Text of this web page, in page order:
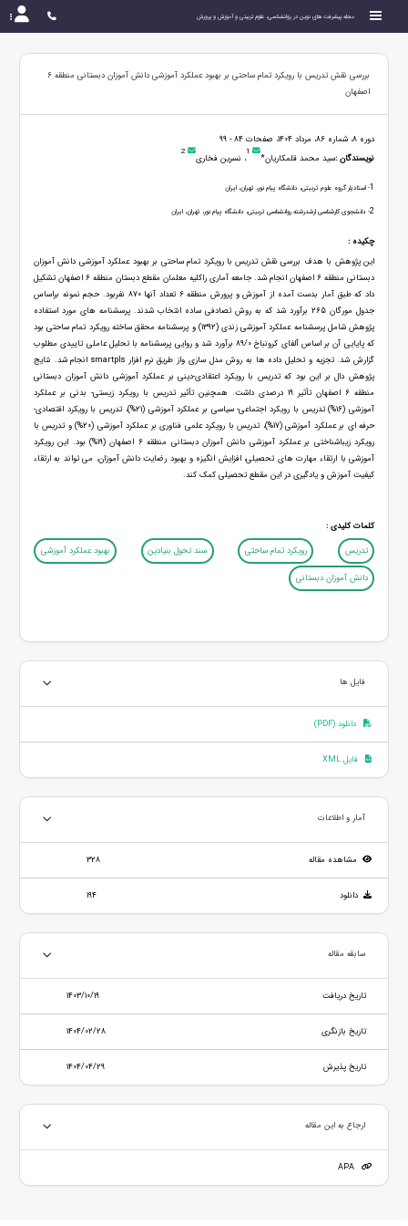
مجله پیشرفت های نوین در روانشناسی، علوم تربیتی و آموزش و پرورش
بررسی نقش تدریس با رویکرد تمام ساحتی بر بهبود عملکرد آموزشی دانش آموزان دبستانی منطقه 6
اصفهان
دوره 8، شماره 86، مرداد 1404، صفحات 84 - 99
نویسندگان :سید محمد قلمکاریان* 1، نسرین فخاری 2
1- استادیار گروه علوم تربیتی، دانشگاه پیام نور، تهران، ایران
2- دانشجوی کارشناسی ارشدرشته روانشناسی تربیتی، دانشگاه پیام نور، تهران، ایران
چکیده :
این پژوهش با هدف بررسی نقش تدریس با رویکرد تمام ساحتی بر بهبود عملکرد آموزشی دانش آموزان
دبستانی منطقه 6 اصفهان انجام شد. جامعه آماری راکلیه معلمان مقطع دبستان منطقه 6 اصفهان تشکیل
داد که طبق آمار بدست آمده از آموزش و پرورش منطقه 6 تعداد آنها 870 نفربود. حجم نمونه براساس
جدول مورگان 265 برآورد شد که به روش تصادفی ساده انتخاب شدند. پرسشنامه های مورد استفاده
پژوهش شامل پرسشنامه عملکرد آموزشی زندی (1392) و پرسشنامه محقق ساخته رویکرد تمام ساحتی بود
که پایایی آن بر اساس آلفای کرونباخ 89/0 برآورد شد و روایی پرسشنامه با تحلیل عاملی تاییدی مطلوب
گزارش شد. تجزیه و تحلیل داده ها به روش مدل سازی واز طریق نرم افزار smartpls انجام شد. نتایج
پژوهش دال بر این بود که تدریس با رویکرد اعتقادی-دینی بر عملکرد آموزشی دانش آموزان دبستانی
منطقه 6 اصفهان تأثیر 19 درصدی داشت. همچنین تأثیر تدریس با رویکرد زیستی- بدنی بر عملکرد
آموزشی (16%) تدریس با رویکرد اجتماعی- سیاسی بر عملکرد آموزشی (21%)، تدریس با رویکرد اقتصادی-
حرفه ای بر عملکرد آموزشی (17%)، تدریس با رویکرد علمی فناوری بر عملکرد آموزشی (20%) و تدریس با
رویکرد زیباشناختی بر عملکرد آموزشی دانش آموزان دبستانی منطقه 6 اصفهان (19%) بود. این رویکرد
آموزشی با ارتقاء مهارت های تحصیلی، افزایش انگیزه و بهبود رضایت دانش آموزان، می تواند به ارتقاء
کیفیت آموزش و یادگیری در این مقطع تحصیلی کمک کند.
کلمات کلیدی :
تدریس
رویکرد تمام ساحتی سند تحول بنیادین بهبود عملکرد آموزشی
دانش آموزان دبستانی
فایل ها
دانلود (PDF)
فایل XML
آمار و اطلاعات
مشاهده مقاله 328
دانلود 194
سابقه مقاله
تاریخ دریافت 1403/10/19
تاریخ بازنگری 1404/02/28
تاریخ پذیرش 1404/04/29
ارجاع به این مقاله
APA